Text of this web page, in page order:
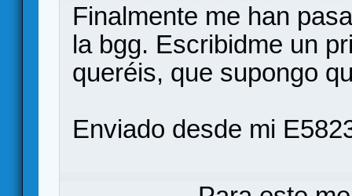
Finalmente me han
la bgg. Escribidme un
queréis, que supongo
Enviado desde mi